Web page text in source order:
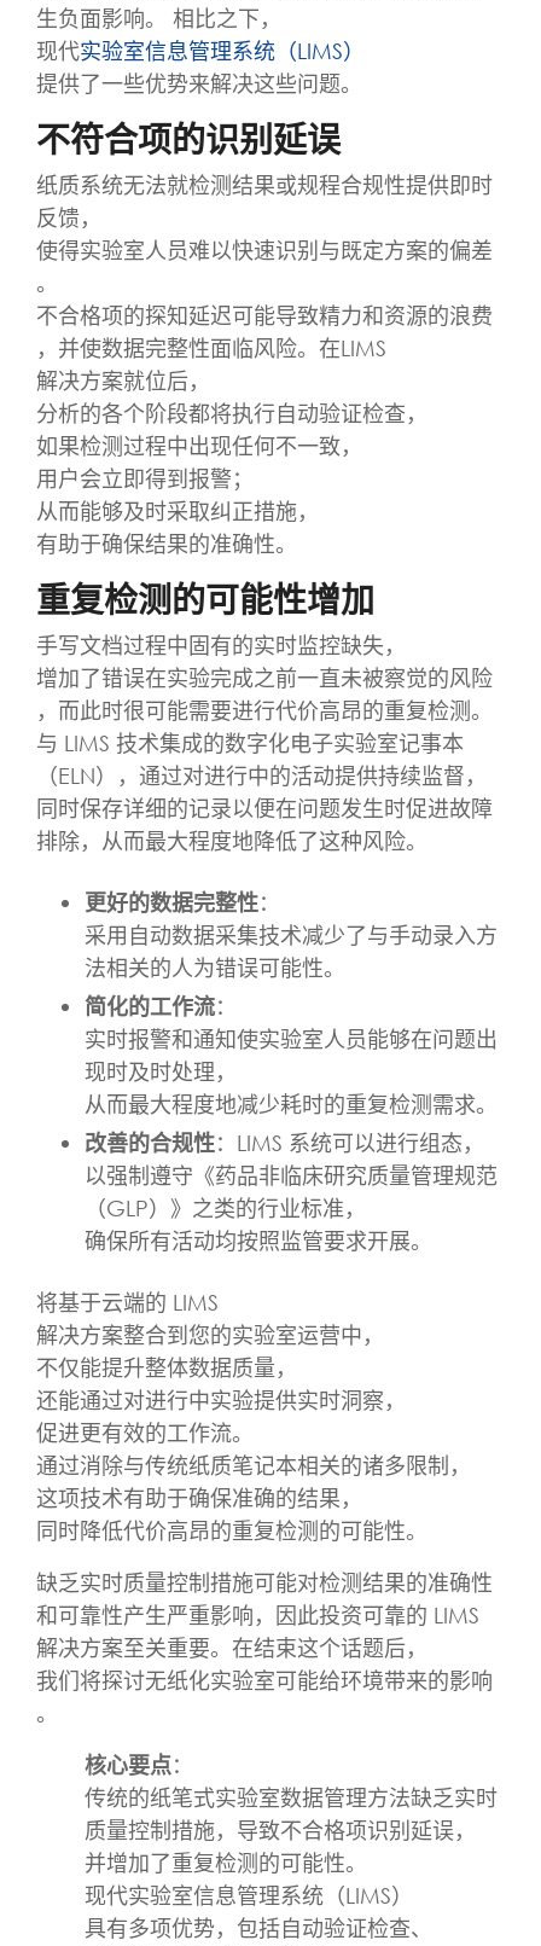
生负面影响。 相比之下，
现代实验室信息管理系统（LIMS）
提供了一些优势来解决这些问题。
不符合项的识别延误
纸质系统无法就检测结果或规程合规性提供即时
反馈，
使得实验室人员难以快速识别与既定方案的偏差
。
不合格项的探知延迟可能导致精力和资源的浪费
，并使数据完整性面临风险。在LIMS
解决方案就位后，
分析的各个阶段都将执行自动验证检查，
如果检测过程中出现任何不一致，
用户会立即得到报警；
从而能够及时采取纠正措施，
有助于确保结果的准确性。
重复检测的可能性增加
手写文档过程中固有的实时监控缺失，
增加了错误在实验完成之前一直未被察觉的风险
，而此时很可能需要进行代价高昂的重复检测。
与 LIMS 技术集成的数字化电子实验室记事本
（ELN），通过对进行中的活动提供持续监督，
同时保存详细的记录以便在问题发生时促进故障
排除，从而最大程度地降低了这种风险。
更好的数据完整性：
采用自动数据采集技术减少了与手动录入方
法相关的人为错误可能性。
简化的工作流：
实时报警和通知使实验室人员能够在问题出
现时及时处理，
从而最大程度地减少耗时的重复检测需求。
改善的合规性：LIMS 系统可以进行组态，
以强制遵守《药品非临床研究质量管理规范
（GLP）》之类的行业标准，
确保所有活动均按照监管要求开展。
将基于云端的 LIMS
解决方案整合到您的实验室运营中，
不仅能提升整体数据质量，
还能通过对进行中实验提供实时洞察，
促进更有效的工作流。
通过消除与传统纸质笔记本相关的诸多限制，
这项技术有助于确保准确的结果，
同时降低代价高昂的重复检测的可能性。
缺乏实时质量控制措施可能对检测结果的准确性
和可靠性产生严重影响，因此投资可靠的 LIMS
解决方案至关重要。在结束这个话题后，
我们将探讨无纸化实验室可能给环境带来的影响
。
核心要点：
传统的纸笔式实验室数据管理方法缺乏实时
质量控制措施，导致不合格项识别延误，
并增加了重复检测的可能性。
现代实验室信息管理系统（LIMS）
具有多项优势，包括自动验证检查、